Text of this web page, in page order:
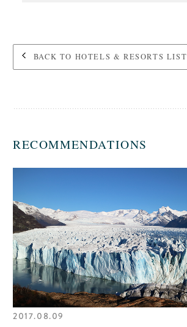
BACK TO HOTELS & RESORTS LIST
RECOMMENDATIONS
2017.08.09